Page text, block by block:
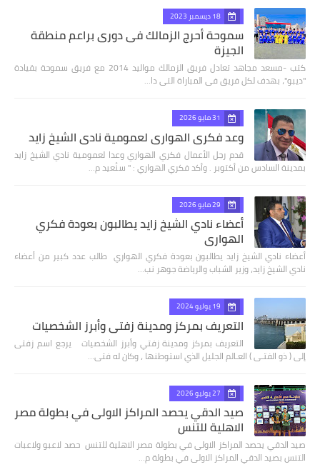
18 ديسمبر 2023
سموحة أحرج الزمالك فى دورى براعم منطقة
الجيزة
كتب -مسعد مجاهد تعادل فريق الزمالك مواليد 2014 مع فريق سموحة بقيادة
"ديبو"، بهدف لكل فريق فى المباراة التى دا…
31 مايو 2026
وعد فكري الهواري لعمومية نادي الشيخ زايد
قدم رجل الأعمال فكري الهواري وعدا لعمومية نادي الشيخ زايد
بمدينة السادس من أكتوبر . وأكد فكري الهواري : " سنُعيد م…
29 مايو 2026
أعضاء نادي الشيخ زايد يطالبون بعودة فكري
الهواري
أعضاء نادي الشيخ زايد يطالبون بعودة فكري الهواري طالب عدد كبير من أعضاء
نادي الشيخ زايد، وزير الشباب والرياضة جوهر نب…
19 يوليو 2024
التعريف بمركز ومدينة زفتي وأبرز الشخصيات
التعريف بمركز ومدينة زفتي وأبرز الشخصيات يرجع اسم زفتى
إلى ( ذو الفتـى ) العـالم الجليل الذي استوطنها ، وكان له فتى…
27 يوليو 2026
صيد الدقي يحصد المراكز الاولى في بطولة مصر
الاهلية للتنس
صيد الدقي يحصد المراكز الاولى في بطولة مصر الاهلية للتنس حصد لاعبو ولاعبات
التنس بصيد الدقي المراكز الاولى في بطولة م…